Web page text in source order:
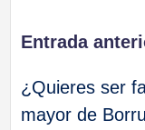
de
Entrada
¿Quieres ser
mayor de